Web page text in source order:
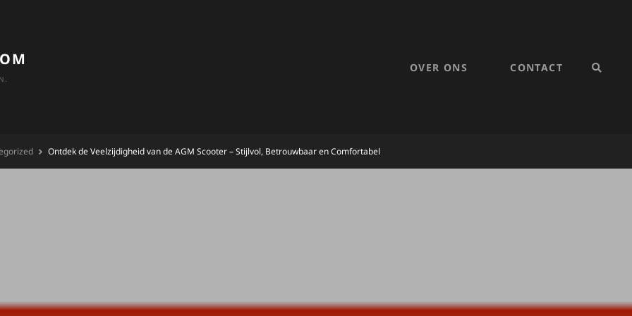
OVER ONS CONTACT
Ontdek de Veelzijdigheid van de AGM Scooter – Stijlvol, Betrouwbaar en Comfortabel